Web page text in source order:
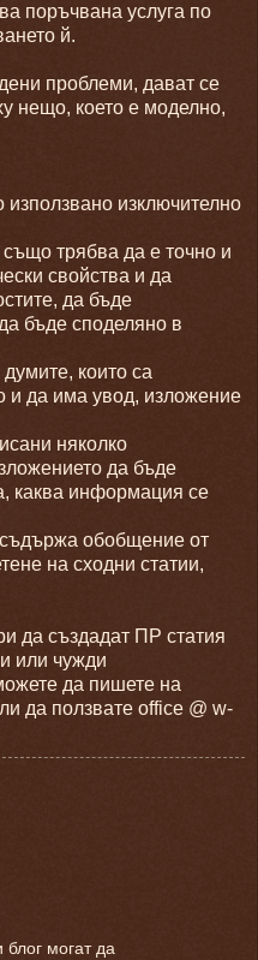
поръчвана услуга по
й.
проблеми, дават се
нещо, което е моделно,
използвано изключително
трябва да е точно и
свойства и да
да бъде
бъде споделяно в
които са
и да има увод, изложение
няколко
да бъде
каква информация се
обобщение от
на сходни статии,
да създадат ПР статия
или чужди
да пишете на
да ползвате office @ w-
могат да